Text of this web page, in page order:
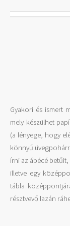
Gyakori és ismert
mely készülhet
(a lényege, hogy
könnyű
írni az ábécé betűit,
illetve egy
tábla
résztvevő lazán